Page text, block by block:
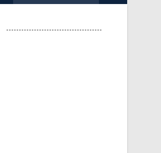
--------------------------------------